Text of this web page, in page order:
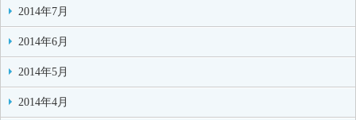
2014年7月
2014年6月
2014年5月
2014年4月